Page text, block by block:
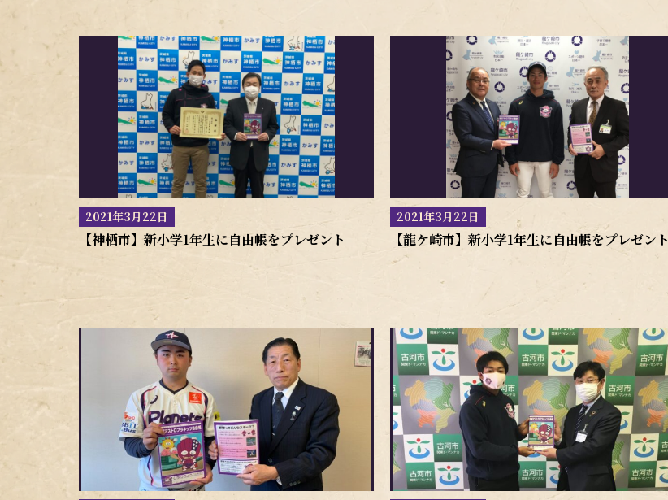
2021年3月22日
【神栖市】新小学1年生に自由帳をプレゼント
2021年3月22日
【龍ケ崎市】新小学1年生に自由帳をプレゼント